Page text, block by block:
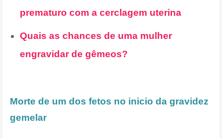
prematuro com a cerclagem uterina
Quais as chances de uma mulher
engravidar de gêmeos?
Morte de um dos fetos no inicio da gravidez
gemelar